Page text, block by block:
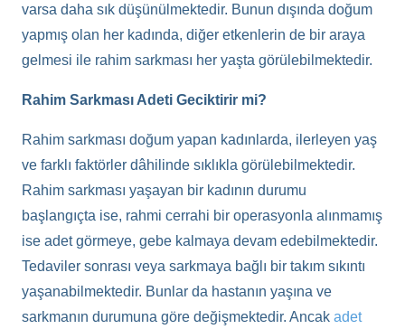
varsa daha sık düşünülmektedir. Bunun dışında doğum
yapmış olan her kadında, diğer etkenlerin de bir araya
gelmesi ile rahim sarkması her yaşta görülebilmektedir.
Rahim Sarkması Adeti Geciktirir mi?
Rahim sarkması doğum yapan kadınlarda, ilerleyen yaş
ve farklı faktörler dâhilinde sıklıkla görülebilmektedir.
Rahim sarkması yaşayan bir kadının durumu
başlangıçta ise, rahmi cerrahi bir operasyonla alınmamış
ise adet görmeye, gebe kalmaya devam edebilmektedir.
Tedaviler sonrası veya sarkmaya bağlı bir takım sıkıntı
yaşanabilmektedir. Bunlar da hastanın yaşına ve
sarkmanın durumuna göre değişmektedir. Ancak adet